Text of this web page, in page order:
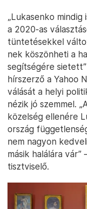
„Lukasenko
a 2020-as
tüntetésekkel
nek köszönheti a
segítségére
hírszerző a Yahoo
válását a helyi
nézik jó szemmel.
közelség ellenére
ország
nem nagyon
másik halálára vár”
tisztviselő.